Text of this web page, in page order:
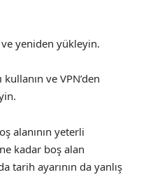
ve yeniden yükleyin.
ve VPN’den
alanının yeterli
kadar boş alan
tarih ayarının da yanlış